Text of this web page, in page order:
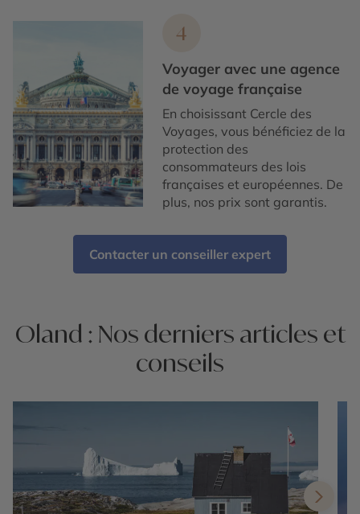
4
Voyager avec une agence
de voyage française
En choisissant Cercle des
Voyages, vous bénéficiez de la
protection des
consommateurs des lois
françaises et européennes. De
plus, nos prix sont garantis.
Contacter un conseiller expert
Oland : Nos derniers articles et
conseils